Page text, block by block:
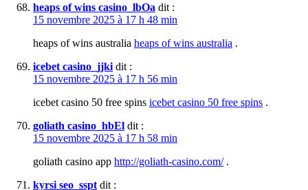
heaps of wins casino_lbOa dit :
15 novembre 2025 à 17 h 48 min
heaps of wins australia heaps of wins australia .
icebet casino_jjki dit :
15 novembre 2025 à 17 h 56 min
icebet casino 50 free spins icebet casino 50 free spins .
goliath casino_hbEl dit :
15 novembre 2025 à 17 h 58 min
goliath casino app http://goliath-casino.com/.
kyrsi seo_sspt dit :